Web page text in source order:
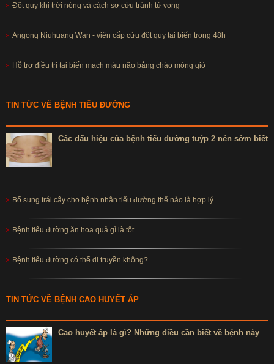
Đột quỵ khi trời nóng và cách sơ cứu tránh tử vong
Angong Niuhuang Wan - viên cấp cứu đột quỵ tai biến trong 48h
Hỗ trợ điều trị tai biến mạch máu não bằng cháo móng giò
TIN TỨC VỀ BỆNH TIỂU ĐƯỜNG
Các dấu hiệu của bệnh tiểu đường tuýp 2 nên sớm biết
Bổ sung trái cây cho bệnh nhân tiểu đường thế nào là hợp lý
Bệnh tiểu đường ăn hoa quả gì là tốt
Bệnh tiểu đường có thể di truyền không?
TIN TỨC VỀ BỆNH CAO HUYẾT ÁP
Cao huyết áp là gì? Những điều cần biết về bệnh này